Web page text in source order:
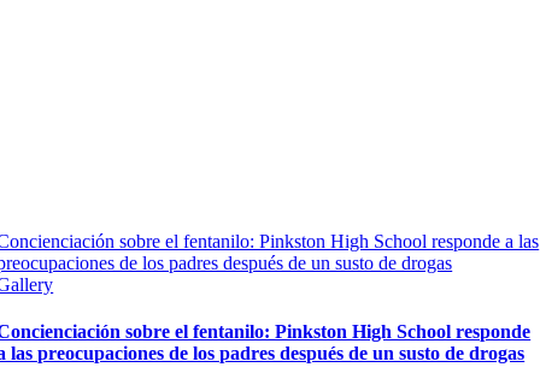
sobre el fentanilo: Pinkston High School responde a las
de los padres después de un susto de drogas
sobre el fentanilo: Pinkston High School responde
las preocupaciones de los padres después de un susto de drogas